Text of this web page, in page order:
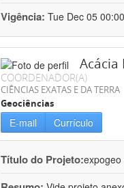
Vigência: Tue Dec 05
Acácia
COORDENADOR(A)
CIÊNCIAS EXATAS E DA TERRA
Geociências
E-mail Currículo
Título do Projeto: